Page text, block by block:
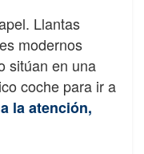
Llantas
modernos
sitúan en una
coche para ir a
la atención,